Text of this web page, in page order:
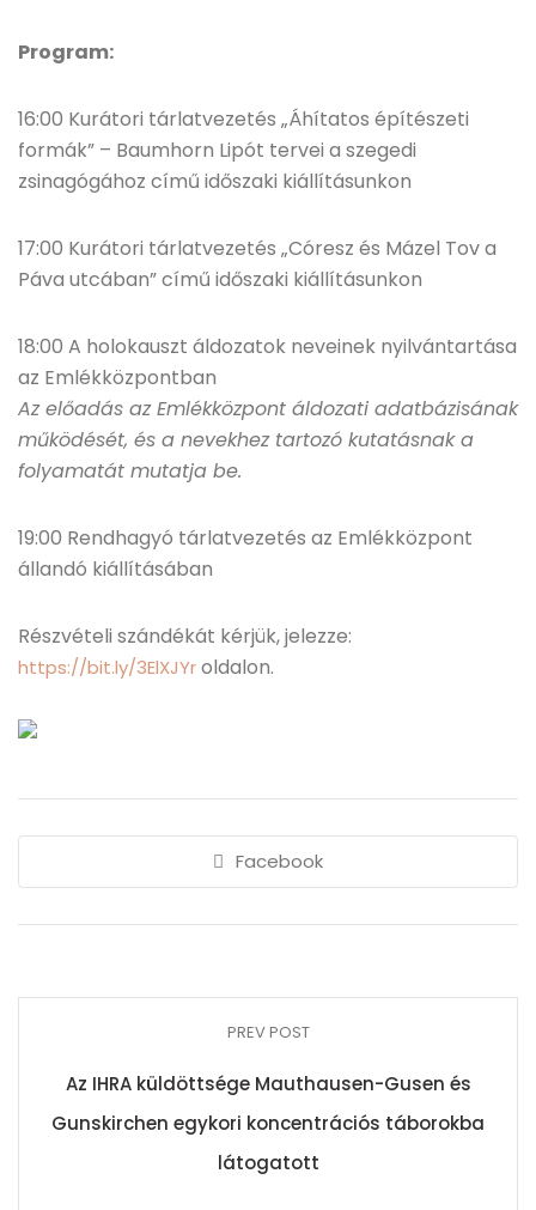
Program:
16:00 Kurátori tárlatvezetés „Áhítatos építészeti
formák” – Baumhorn Lipót tervei a szegedi
zsinagógához című időszaki kiállításunkon
17:00 Kurátori tárlatvezetés „Córesz és Mázel Tov a
Páva utcában” című időszaki kiállításunkon
18:00 A holokauszt áldozatok neveinek nyilvántartása
az Emlékközpontban
Az előadás az Emlékközpont áldozati adatbázisának
működését, és a nevekhez tartozó kutatásnak a
folyamatát mutatja be.
19:00 Rendhagyó tárlatvezetés az Emlékközpont
állandó kiállításában
Részvételi szándékát kérjük, jelezze:
https://bit.ly/3ElXJYroldalon.
Facebook
PREV POST
Az IHRA küldöttsége Mauthausen-Gusen és
Gunskirchen egykori koncentrációs táborokba
látogatott